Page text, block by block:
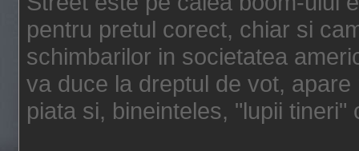
pentru pretul corect, chiar si
schimbarilor in societatea
va duce la dreptul de vot,
piata si, bineinteles, "lupii